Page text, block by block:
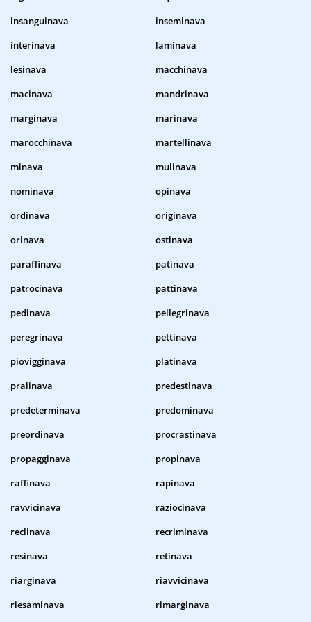
insanguinava
inseminava
interinava
laminava
lesinava
macchinava
macinava
mandrinava
marginava
marinava
marocchinava
martellinava
minava
mulinava
nominava
opinava
ordinava
originava
orinava
ostinava
paraffinava
patinava
patrocinava
pattinava
pedinava
pellegrinava
peregrinava
pettinava
piovigginava
platinava
pralinava
predestinava
predeterminava
predominava
preordinava
procrastinava
propagginava
propinava
raffinava
rapinava
ravvicinava
raziocinava
reclinava
recriminava
resinava
retinava
riarginava
riavvicinava
riesaminava
rimarginava